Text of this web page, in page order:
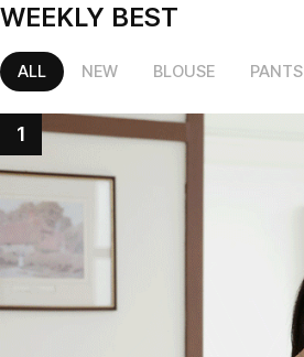
WEEKLY BEST
ALL NEW BLOUSE PANTS